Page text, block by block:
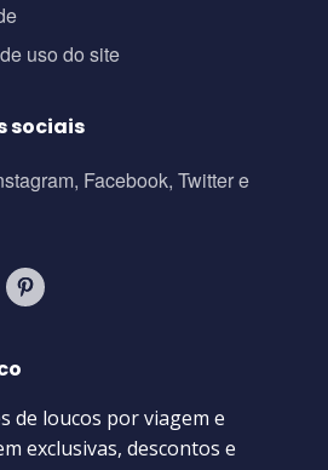
uso do site
sociais
Facebook, Twitter e